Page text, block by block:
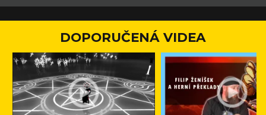
DOPORUČENÁ VIDEA